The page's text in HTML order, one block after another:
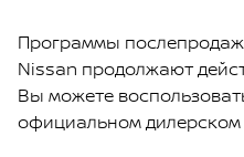
Программы
Nissan продолжают
Вы можете
официальном дилерском